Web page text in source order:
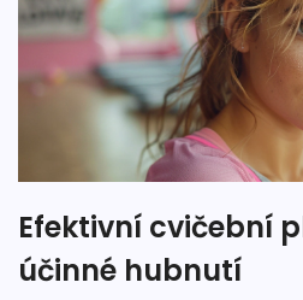
Efektivní cvičební
účinné hubnutí